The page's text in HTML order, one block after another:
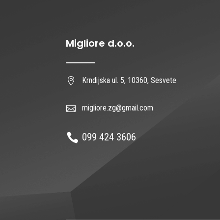
Migliore d.o.o.
 Krndijska ul. 5, 10360, Sesvete
 migliore.zg@gmail.com
 099 424 3606